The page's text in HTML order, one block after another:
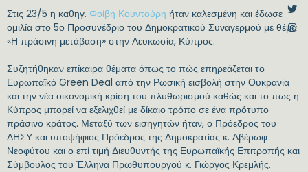
Στις 23/5 η καθηγ. Φοίβη Κουντούρη ήταν καλεσμένη και έδωσε
ομιλία στο 5ο Προσυνέδριο του Δημοκρατικού Συναγερμού με θέμα
«Η πράσινη μετάβαση» στην Λευκωσία, Κύπρος.
Συζητήθηκαν επίκαιρα θέματα όπως το πώς επηρεάζεται το
Ευρωπαϊκό Green Deal από την Ρωσική εισβολή στην Ουκρανία
και την νέα οικονομική κρίση του πλυθωρισμού καθώς και το πως η
Κύπρος μπορεί να εξελιχθεί με δίκαιο τρόπο σε ένα πρότυπο
πράσινο κράτος. Μεταξύ των εισηγητών ήταν, ο Πρόεδρος του
ΔΗΣΥ και υποψήφιος Πρόεδρος της Δημοκρατίας κ. Αβέρωφ
Νεοφύτου και ο επί τιμή Διευθυντής της Ευρωπαϊκής Επιτροπής και
Σύμβουλος του Έλληνα Πρωθυπουργού κ. Γιώργος Κρεμλής.